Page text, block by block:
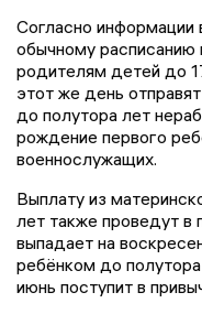
Согласно информации
обычному расписанию
родителям детей до
этот же день
до полутора лет
рождение первого
военнослужащих.
Выплату из
лет также проведут в
выпадает на
ребёнком до
июнь поступит в